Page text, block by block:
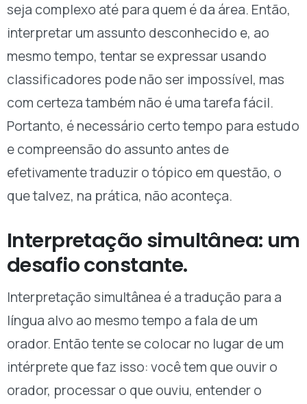
seja complexo até para quem é da área. Então,
interpretar um assunto desconhecido e, ao
mesmo tempo, tentar se expressar usando
classificadores pode não ser impossível, mas
com certeza também não é uma tarefa fácil.
Portanto, é necessário certo tempo para estudo
e compreensão do assunto antes de
efetivamente traduzir o tópico em questão, o
que talvez, na prática, não aconteça.
Interpretação simultânea: um
desafio constante.
Interpretação simultânea é a tradução para a
língua alvo ao mesmo tempo a fala de um
orador. Então tente se colocar no lugar de um
intérprete que faz isso: você tem que ouvir o
orador, processar o que ouviu, entender o